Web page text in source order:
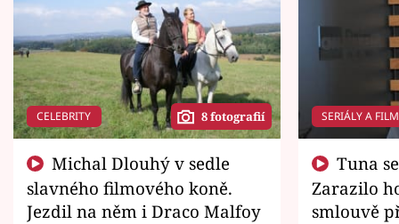
CELEBRITY 8 fotografií
slavného filmového koně.
Jezdil na něm i Draco Malfoy
SERIÁLY A
Zarazilo
smlouvě